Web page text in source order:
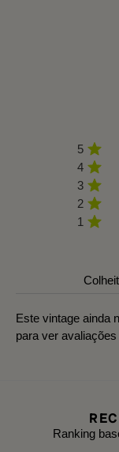
5
4
3
2
1
Este vintage ainda
para ver
Ranking